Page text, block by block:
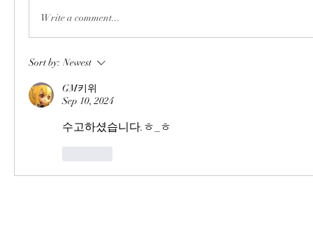
Write a comment...
Sort by: Newest
GM키위
Sep 10, 2024
수고하셨습니다.ㅎ_ㅎ